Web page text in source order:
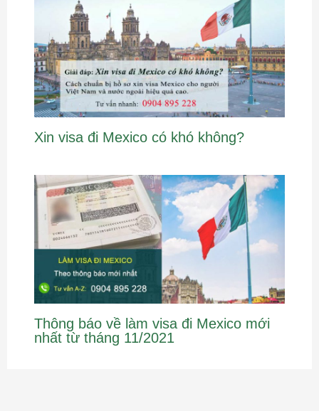
Xin visa đi Mexico có khó không?
Thông báo về làm visa đi Mexico mới
nhất từ tháng 11/2021